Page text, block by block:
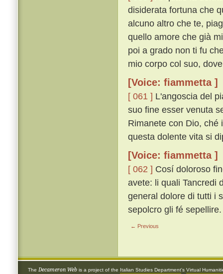
disiderata fortuna che
alcuno altro che te,
quello amore che già
poi a grado non ti fu
mio corpo col suo,
[Voice: fiammetta ]
[ 061 ] L'angoscia del
suo fine esser venuta
Rimanete con Dio, ché
questa dolente vita si
[Voice: fiammetta ]
[ 062 ] Cosí doloroso
avete: li quali Tancredi
general dolore di tutti i
sepolcro gli fé sepellire.
← Previous
The Decameron Web is a project of the Italian Studies Department's Virtual